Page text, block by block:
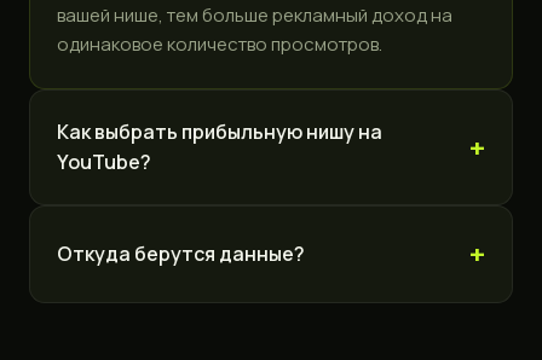
вашей нише, тем больше рекламный доход на
одинаковое количество просмотров.
Как выбрать прибыльную нишу на
YouTube?
Откуда берутся данные?